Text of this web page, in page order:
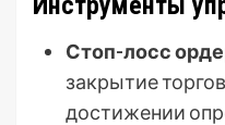
Стоп-лосс
закрытие
достижении